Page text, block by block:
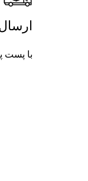
با پست